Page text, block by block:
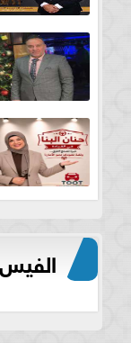
الانتخابات
النسائية